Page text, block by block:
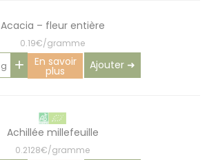
Acacia – fleur entière
0.19€/gramme
+ En savoir
plus Ajouter ➜
Achillée millefeuille
0.2128€/gramme